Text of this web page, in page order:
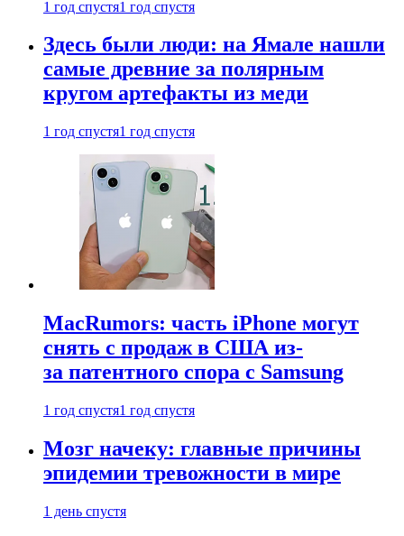
1 год спустя1 год спустя
Здесь были люди: на Ямале нашли
самые древние за полярным
кругом артефакты из меди
1 год спустя1 год спустя
MacRumors: часть iPhone могут
снять с продаж в США из-
за патентного спора с Samsung
1 год спустя1 год спустя
Мозг начеку: главные причины
эпидемии тревожности в мире
1 день спустя